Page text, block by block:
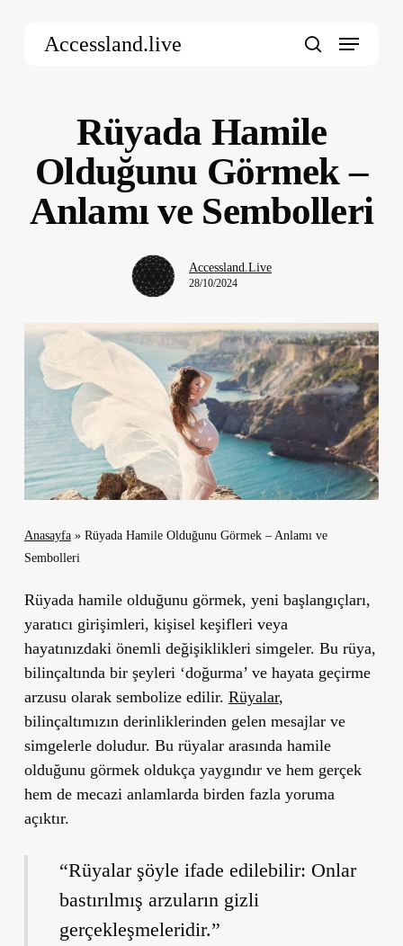
Accessland.live Menu
Rüyada Hamile
Olduğunu Görmek –
Anlamı ve Sembolleri
Accessland.Live
28/10/2024
Anasayfa» Rüyada Hamile Olduğunu Görmek – Anlamı ve
Sembolleri
Rüyada hamile olduğunu görmek, yeni başlangıçları,
yaratıcı girişimleri, kişisel keşifleri veya
hayatınızdaki önemli değişiklikleri simgeler. Bu rüya,
bilinçaltında bir şeyleri ‘doğurma’ ve hayata geçirme
arzusu olarak sembolize edilir. Rüyalar,
bilinçaltımızın derinliklerinden gelen mesajlar ve
simgelerle doludur. Bu rüyalar arasında hamile
olduğunu görmek oldukça yaygındır ve hem gerçek
hem de mecazi anlamlarda birden fazla yoruma
açıktır.
“Rüyalar şöyle ifade edilebilir: Onlar
bastırılmış arzuların gizli
gerçekleşmeleridir.”